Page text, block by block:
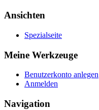
Ansichten
Spezialseite
Meine Werkzeuge
Benutzerkonto anlegen
Anmelden
Navigation